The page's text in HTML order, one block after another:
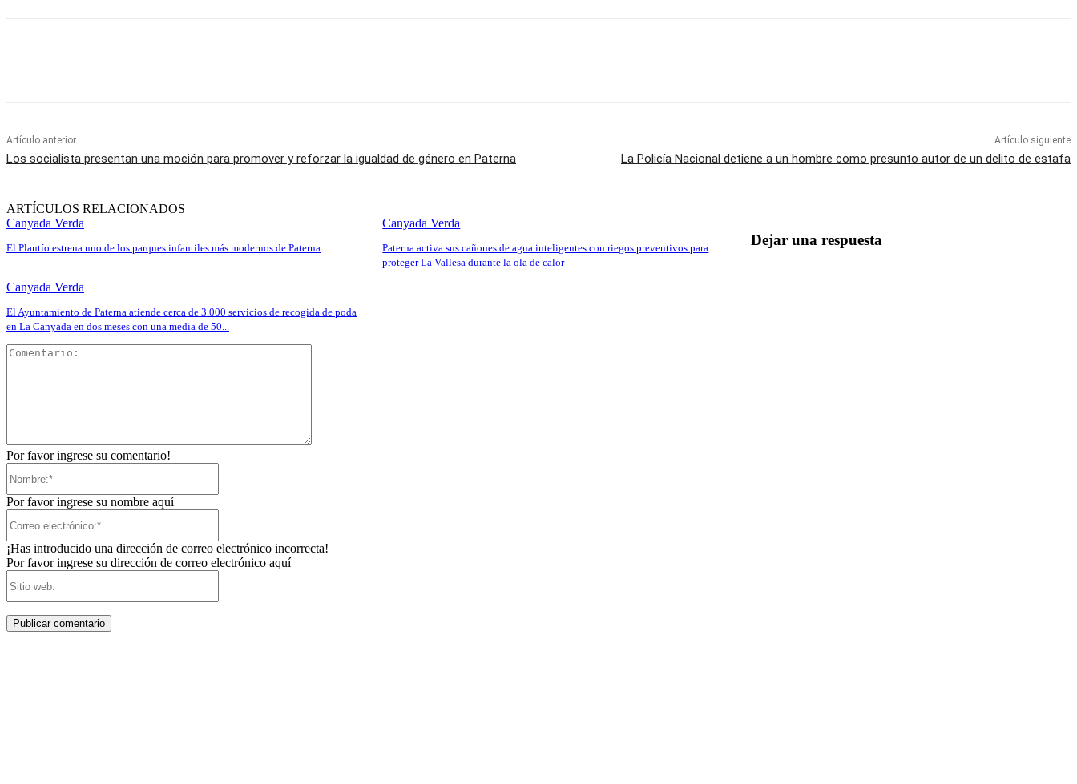
Artículo anterior
Los socialista presentan una moción para promover y reforzar la igualdad de género en Paterna
Artículo siguiente
La Policía Nacional detiene a un hombre como presunto autor de un delito de estafa
ARTÍCULOS RELACIONADOS
Canyada Verda
El Plantío estrena uno de los parques infantiles más modernos de Paterna
Canyada Verda
Paterna activa sus cañones de agua inteligentes con riegos preventivos para
proteger La Vallesa durante la ola de calor
Canyada Verda
El Ayuntamiento de Paterna atiende cerca de 3.000 servicios de recogida de poda
en La Canyada en dos meses con una media de 50...
Dejar una respuesta
Por favor ingrese su comentario!
Por favor ingrese su nombre aquí
¡Has introducido una dirección de correo electrónico incorrecta!
Por favor ingrese su dirección de correo electrónico aquí